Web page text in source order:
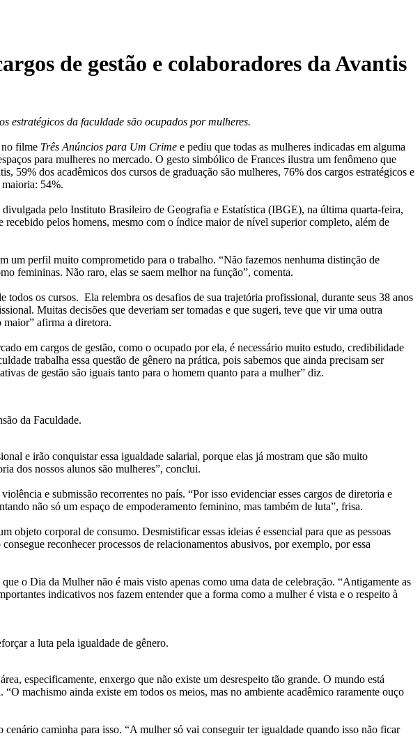
de gestão e colaboradores da Avantis
estratégicos da faculdade são ocupados por mulheres.
no filme Três Anúncios para Um Crime e pediu que todas as mulheres indicadas em alguma
para mulheres no mercado. O gesto simbólico de Frances ilustra um fenômeno que
59% dos acadêmicos dos cursos de graduação são mulheres, 76% dos cargos estratégicos e
maioria: 54%.
pelo Instituto Brasileiro de Geografia e Estatística (IBGE), na última quarta-feira,
pelos homens, mesmo com o índice maior de nível superior completo, além de
um perfil muito comprometido para o trabalho. “Não fazemos nenhuma distinção de
femininas. Não raro, elas se saem melhor na função”, comenta.
os cursos. Ela relembra os desafios de sua trajetória profissional, durante seus 38 anos
Muitas decisões que deveriam ser tomadas e que sugeri, teve que vir uma outra
maior” afirma a diretora.
em cargos de gestão, como o ocupado por ela, é necessário muito estudo, credibilidade
trabalha essa questão de gênero na prática, pois sabemos que ainda precisam ser
de gestão são iguais tanto para o homem quanto para a mulher” diz.
da Faculdade.
e irão conquistar essa igualdade salarial, porque elas já mostram que são muito
dos nossos alunos são mulheres”, conclui.
e submissão recorrentes no país. “Por isso evidenciar esses cargos de diretoria e
não só um espaço de empoderamento feminino, mas também de luta”, frisa.
objeto corporal de consumo. Desmistificar essas ideias é essencial para que as pessoas
reconhecer processos de relacionamentos abusivos, por exemplo, por essa
o Dia da Mulher não é mais visto apenas como uma data de celebração. “Antigamente as
indicativos nos fazem entender que a forma como a mulher é vista e o respeito à
a luta pela igualdade de gênero.
especificamente, enxergo que não existe um desrespeito tão grande. O mundo está
machismo ainda existe em todos os meios, mas no ambiente acadêmico raramente ouço
caminha para isso. “A mulher só vai conseguir ter igualdade quando isso não ficar